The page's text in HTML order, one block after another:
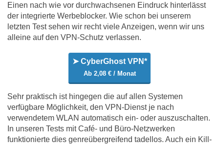
Einen nach wie vor durchwachsenen Eindruck hinterlässt
der integrierte Werbeblocker. Wie schon bei unserem
letzten Test sehen wir recht viele Anzeigen, wenn wir uns
alleine auf den VPN-Schutz verlassen.
➤ CyberGhost VPN*
Ab 2,08 € / Monat
Sehr praktisch ist hingegen die auf allen Systemen
verfügbare Möglichkeit, den VPN-Dienst je nach
verwendetem WLAN automatisch ein- oder auszuschalten.
In unseren Tests mit Café- und Büro-Netzwerken
funktionierte dies genreübergreifend tadellos. Auch ein Kill-